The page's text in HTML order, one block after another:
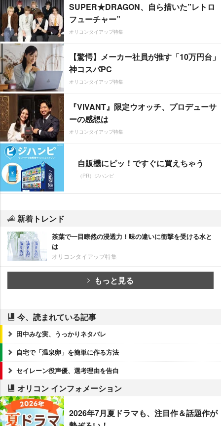
SUPER★DRAGON、自ら描いた”レトロ
フューチャー”
オリコンタイアップ特集
【驚愕】メーカー社員が推す「10万円台」
神コスパPC
オリコンタイアップ特集
『VIVANT』限定ウオッチ、プロデューサ
ーの感想は
オリコンタイアップ特集
自販機にピッ！ですぐに買えちゃう
（PR）ジハンピ
新着トレンド
茶葉で一目瞭然の浸透力！味の違いに衝撃を受ける水と
は
オリコンタイアップ特集
もっと見る
今、読まれている記事
田中みな実、うっかりネタバレ
自宅で「温泉卵」を簡単に作る方法
セイレーン役声優、選考理由を告白
オリコン インフォメーション
2026年7月夏ドラマも、注目作＆話題作が